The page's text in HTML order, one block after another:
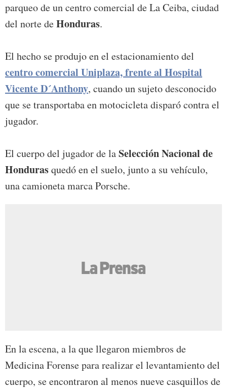
parqueo de un centro comercial de La Ceiba, ciudad
del norte deHonduras.
El hecho se produjo en el estacionamiento del
centro comercial Uniplaza, frente al Hospital
Vicente D´Anthony, cuando un sujeto desconocido
que se transportaba en motocicleta disparó contra el
jugador.
El cuerpo del jugador de laSelección Nacional de
Hondurasquedó en el suelo, junto a su vehículo,
una camioneta marca Porsche.
En la escena, a la que llegaron miembros de
Medicina Forense para realizar el levantamiento del
cuerpo, se encontraron al menos nueve casquillos de